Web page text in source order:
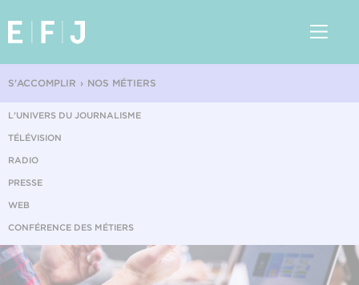
NOS MÉTIERS
S'ACCOMPLIR
L'UNIVERS DU JOURNALISME
TÉLÉVISION
RADIO
PRESSE
WEB
CONFÉRENCE DES MÉTIERS